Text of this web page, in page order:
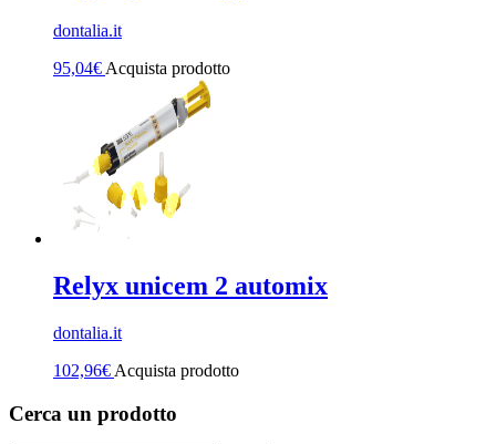
dontalia.it
95,04€ Acquista prodotto
Relyx unicem 2 automix
dontalia.it
102,96€ Acquista prodotto
Cerca un prodotto